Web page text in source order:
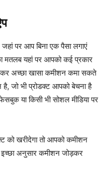
पर आप बिना एक पैसा लगाएं
यहां पर आपको कई प्रकार
अच्छा खासा कमीशन कमा सकते
जो भी प्रोडक्ट आपको बेचना है
या किसी भी सोशल मीडिया पर
को खरीदेगा तो आपको कमीशन
अनुसार कमीशन जोड़कर